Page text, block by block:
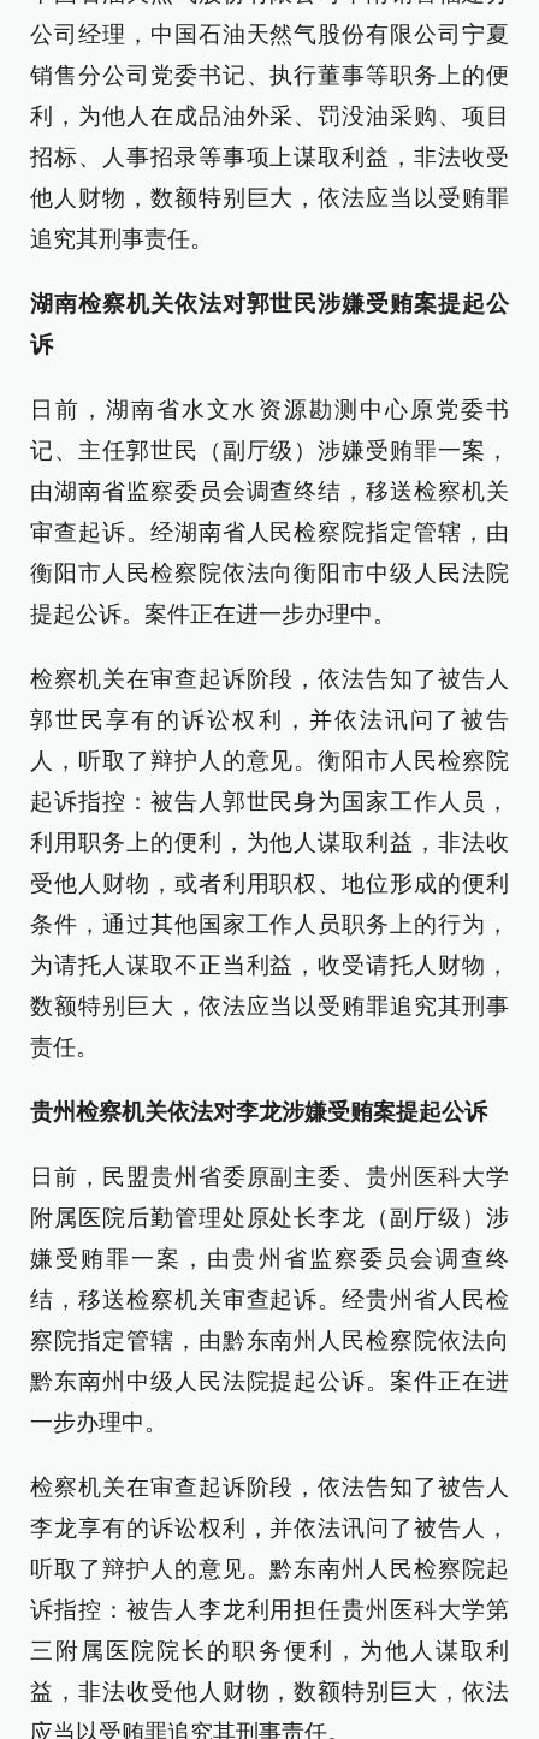
公司经理，中国石油天然气股份有限公司宁夏
销售分公司党委书记、执行董事等职务上的便
利，为他人在成品油外采、罚没油采购、项目
招标、人事招录等事项上谋取利益，非法收受
他人财物，数额特别巨大，依法应当以受贿罪
追究其刑事责任。
湖南检察机关依法对郭世民涉嫌受贿案提起公
诉
日前，湖南省水文水资源勘测中心原党委书
记、主任郭世民（副厅级）涉嫌受贿罪一案，
由湖南省监察委员会调查终结，移送检察机关
审查起诉。经湖南省人民检察院指定管辖，由
衡阳市人民检察院依法向衡阳市中级人民法院
提起公诉。案件正在进一步办理中。
检察机关在审查起诉阶段，依法告知了被告人
郭世民享有的诉讼权利，并依法讯问了被告
人，听取了辩护人的意见。衡阳市人民检察院
起诉指控：被告人郭世民身为国家工作人员，
利用职务上的便利，为他人谋取利益，非法收
受他人财物，或者利用职权、地位形成的便利
条件，通过其他国家工作人员职务上的行为，
为请托人谋取不正当利益，收受请托人财物，
数额特别巨大，依法应当以受贿罪追究其刑事
责任。
贵州检察机关依法对李龙涉嫌受贿案提起公诉
日前，民盟贵州省委原副主委、贵州医科大学
附属医院后勤管理处原处长李龙（副厅级）涉
嫌受贿罪一案，由贵州省监察委员会调查终
结，移送检察机关审查起诉。经贵州省人民检
察院指定管辖，由黔东南州人民检察院依法向
黔东南州中级人民法院提起公诉。案件正在进
一步办理中。
检察机关在审查起诉阶段，依法告知了被告人
李龙享有的诉讼权利，并依法讯问了被告人，
听取了辩护人的意见。黔东南州人民检察院起
诉指控：被告人李龙利用担任贵州医科大学第
三附属医院院长的职务便利，为他人谋取利
益，非法收受他人财物，数额特别巨大，依法
应当以受贿罪追究其刑事责任。